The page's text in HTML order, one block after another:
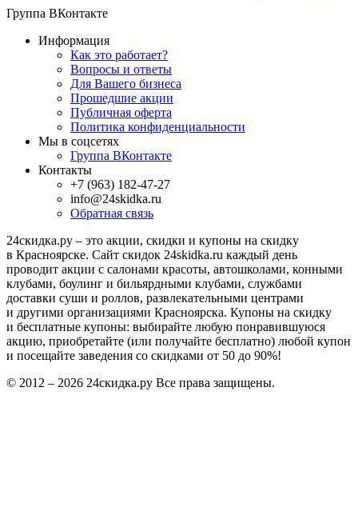
Группа ВКонтакте
Информация
Как это работает?
Вопросы и ответы
Для Вашего бизнеса
Прошедшие акции
Публичная оферта
Политика конфиденциальности
Мы в соцсетях
Группа ВКонтакте
Контакты
+7 (963) 182-47-27
info@24skidka.ru
Обратная связь
24скидка.ру – это акции, скидки и купоны на скидку
в Красноярске. Сайт скидок 24skidka.ru каждый день
проводит акции с салонами красоты, автошколами, конными
клубами, боулинг и бильярдными клубами, службами
доставки суши и роллов, развлекательными центрами
и другими организациями Красноярска. Купоны на скидку
и бесплатные купоны: выбирайте любую понравившуюся
акцию, приобретайте (или получайте бесплатно) любой купон
и посещайте заведения со скидками от 50 до 90%!
© 2012 – 2026 24скидка.ру Все права защищены.